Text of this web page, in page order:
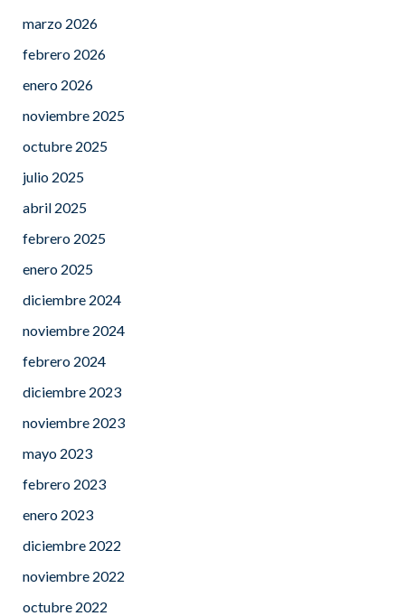
marzo 2026
febrero 2026
enero 2026
noviembre 2025
octubre 2025
julio 2025
abril 2025
febrero 2025
enero 2025
diciembre 2024
noviembre 2024
febrero 2024
diciembre 2023
noviembre 2023
mayo 2023
febrero 2023
enero 2023
diciembre 2022
noviembre 2022
octubre 2022